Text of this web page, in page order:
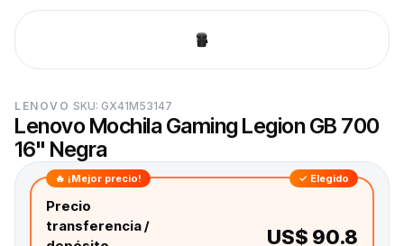
LENOVO SKU: GX41M53147
Lenovo Mochila Gaming Legion GB 700
16" Negra
🔥 ¡Mejor precio! ✓ Elegido
Precio
transferencia /
US$ 90.8